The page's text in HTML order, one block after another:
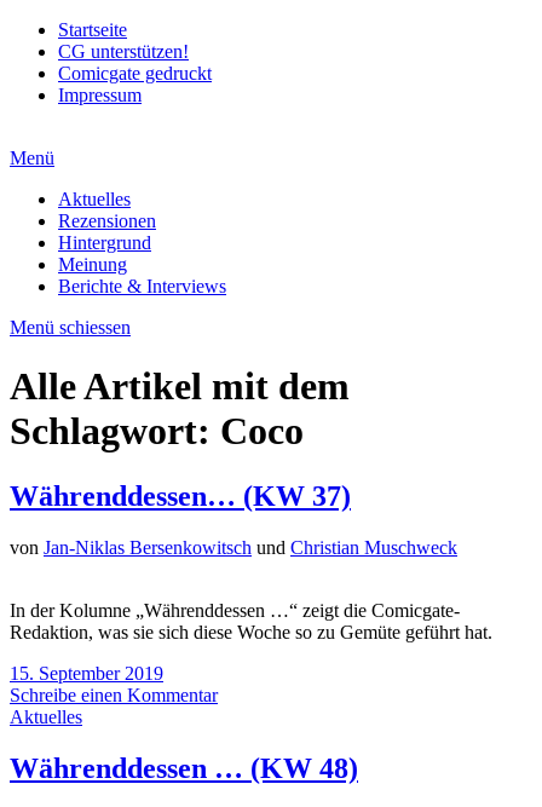
Startseite
CG unterstützen!
Comicgate gedruckt
Impressum
Menü
Aktuelles
Rezensionen
Hintergrund
Meinung
Berichte & Interviews
Menü schiessen
Alle Artikel mit dem
Schlagwort: Coco
Währenddessen… (KW 37)
von Jan-Niklas Bersenkowitsch und Christian Muschweck
In der Kolumne „Währenddessen …“ zeigt die Comicgate-
Redaktion, was sie sich diese Woche so zu Gemüte geführt hat.
15. September 2019
Schreibe einen Kommentar
Aktuelles
Währenddessen … (KW 48)